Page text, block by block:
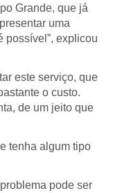
Grande, que já
uma
possível”, explicou
este serviço, que
o custo.
de um jeito que
tenha algum tipo
pode ser